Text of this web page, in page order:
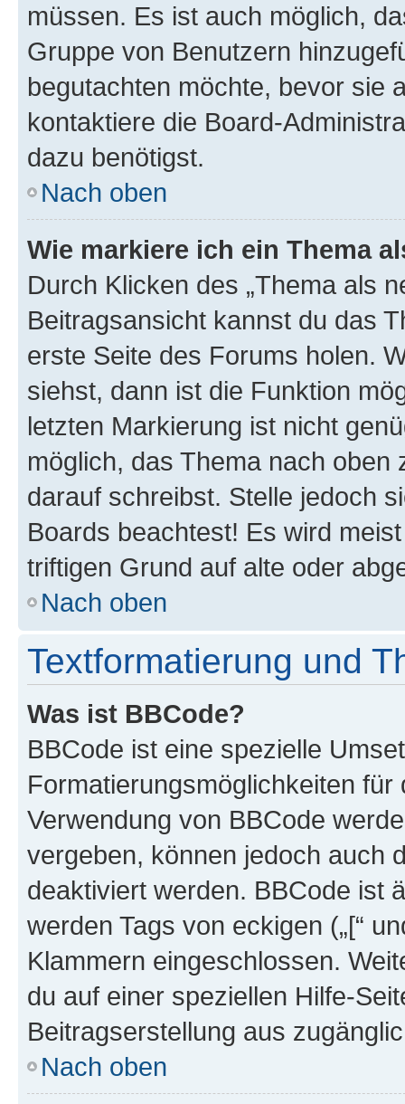
müssen. Es ist auch möglich,
Gruppe von Benutzern
begutachten möchte, bevor sie
kontaktiere die Board-
dazu benötigst.
Nach oben
Wie markiere ich ein Thema
Durch Klicken des „Thema als
Beitragsansicht kannst du das
erste Seite des Forums holen.
siehst, dann ist die Funktion
letzten Markierung ist nicht
möglich, das Thema nach oben
darauf schreibst. Stelle jedoch
Boards beachtest! Es wird
triftigen Grund auf alte oder
Nach oben
Textformatierung und
Was ist BBCode?
BBCode ist eine spezielle
Formatierungsmöglichkeiten
Verwendung von BBCode
vergeben, können jedoch auch
deaktiviert werden. BBCode ist
werden Tags von eckigen („[“
Klammern eingeschlossen.
du auf einer speziellen Hilfe-
Beitragserstellung aus
Nach oben